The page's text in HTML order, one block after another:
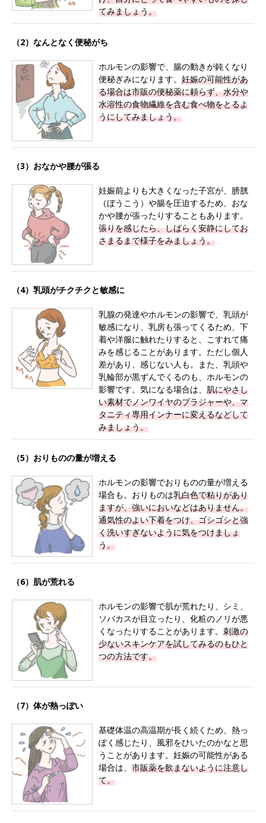
てみましょう。
（2）なんとなく便秘がち
ホルモンの影響で、腸の動きが鈍くなり
便秘ぎみになります。 妊娠の可能性があ
る場合は市販の便秘薬に頼らず、水分や
水溶性の食物繊維を含む食べ物をとるよ
うにしてみましょう。
（3）おなかや腰が張る
妊娠前よりも大きくなった子宮が、膀胱
（ぼうこう）や腸を圧迫するため、おな
かや腰が張ったりすることもあります。
張りを感じたら、しばらく安静にしてお
さまるまで様子をみましょう。
（4）乳頭がチクチクと敏感に
乳腺の発達やホルモンの影響で、乳頭が
敏感になり、乳房も張ってくるため、下
着や洋服に触れたりすると、こすれて痛
みを感じることがあります。ただし個人
差があり、感じない人も。また、乳頭や
乳輪部が黒ずんでくるのも、ホルモンの
影響です。気になる場合は、 肌にやさし
い素材でノンワイヤのブラジャーや、マ
タニティ専用インナーに変えるなどして
みましょう。
（5）おりものの量が増える
ホルモンの影響でおりものの量が増える
場合も。おりものは乳白色で粘りがあり
ますが、強いにおいなどはありません。
通気性のよい下着をつけ、ゴシゴシと強
く洗いすぎないように気をつけましょ
う。
（6）肌が荒れる
ホルモンの影響で肌が荒れたり、シミ、
ソバカスが目立ったり、化粧のノリが悪
くなったりすることがあります。 刺激の
少ないスキンケアを試してみるのもひと
つの方法です。
（7）体が熱っぽい
基礎体温の高温期が長く続くため、熱っ
ぽく感じたり、風邪をひいたのかなと思
うことがあります。妊娠の可能性がある
場合は、 市販薬を飲まないように注意し
て。